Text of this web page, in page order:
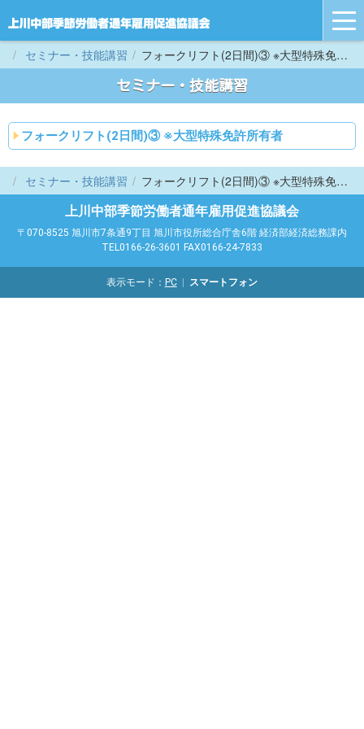
セミナー・技能講習 フォークリフト(2日間)③ ※大型特殊免許所有者
セミナー・技能講習
フォークリフト(2日間)③ ※大型特殊免許所有者
セミナー・技能講習 フォークリフト(2日間)③ ※大型特殊免許所有者
上川中部季節労働者通年雇用促進協議会
〒070-8525 旭川市7条通9丁目 旭川市役所総合庁舎6階 経済部経済総務課内
TEL0166-26-3601 FAX0166-24-7833
表示モード： PC スマートフォン